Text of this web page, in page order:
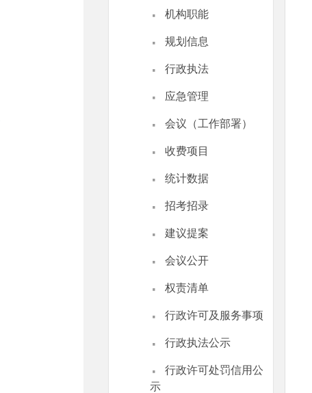
· 机构职能
· 规划信息
· 行政执法
· 应急管理
· 会议（工作部署）
· 收费项目
· 统计数据
· 招考招录
· 建议提案
· 会议公开
· 权责清单
· 行政许可及服务事项
· 行政执法公示
·
行政许可处罚信用公
示